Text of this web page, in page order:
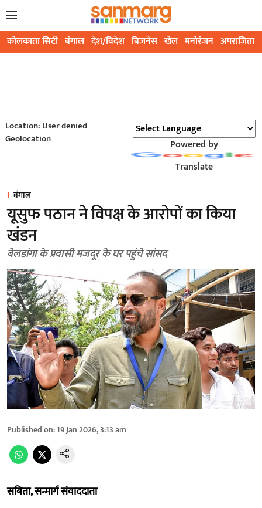
कोलकाता सिटी बंगाल देश/विदेश बिजनेस खेल मनोरंजन अपराजिता
Location: User denied
Geolocation
Powered by
Translate
बंगाल
यूसुफ पठान ने विपक्ष के आरोपों का किया
खंडन
बेलडांगा के प्रवासी मजदूर के घर पहुंचे सांसद
Published on:19 Jan 2026, 3:13 am
सबिता, सन्मार्ग संवाददाता